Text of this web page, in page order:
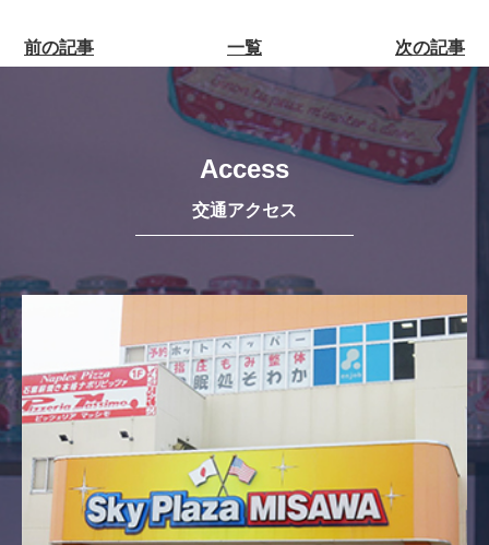
前の記事 一覧 次の記事
Access
交通アクセス